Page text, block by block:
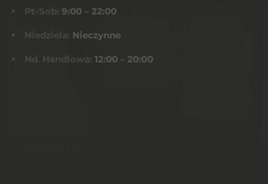
Pt-Sob: 9:00 – 22:00
Niedziela: Nieczynne
Nd. Handlowa: 12:00 – 20:00